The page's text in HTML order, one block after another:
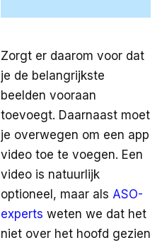
Zorgt er daarom voor dat
je de belangrijkste
beelden vooraan
toevoegt. Daarnaast moet
je overwegen om een app
video toe te voegen. Een
video is natuurlijk
optioneel, maar als ASO-
experts weten we dat het
niet over het hoofd gezien